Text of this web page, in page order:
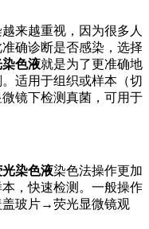
来越重视，因为很多人
确诊断是否感染，选择
色液就是为了更准确地
适用于组织或样本（切
镜下检测真菌，可用于
染色液染色法操作更加
，快速检测。一般操作
玻片→荧光显微镜观